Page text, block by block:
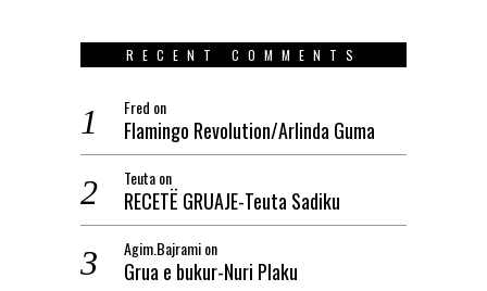
RECENT COMMENTS
Fred on
Flamingo Revolution/Arlinda Guma
Teutaon
RECETË GRUAJE-Teuta Sadiku
Agim.Bajramion
Grua e bukur-Nuri Plaku